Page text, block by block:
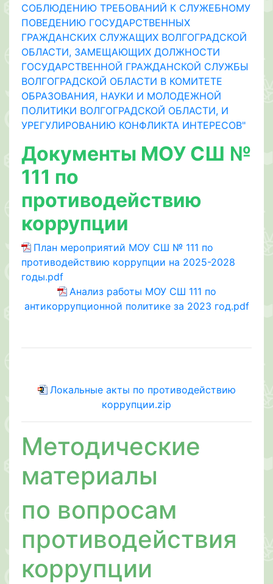
СОБЛЮДЕНИЮ ТРЕБОВАНИЙ К СЛУЖЕБНОМУ
ПОВЕДЕНИЮ ГОСУДАРСТВЕННЫХ
ГРАЖДАНСКИХ СЛУЖАЩИХ ВОЛГОГРАДСКОЙ
ОБЛАСТИ, ЗАМЕЩАЮЩИХ ДОЛЖНОСТИ
ГОСУДАРСТВЕННОЙ ГРАЖДАНСКОЙ СЛУЖБЫ
ВОЛГОГРАДСКОЙ ОБЛАСТИ В КОМИТЕТЕ
ОБРАЗОВАНИЯ, НАУКИ И МОЛОДЕЖНОЙ
ПОЛИТИКИ ВОЛГОГРАДСКОЙ ОБЛАСТИ, И
УРЕГУЛИРОВАНИЮ КОНФЛИКТА ИНТЕРЕСОВ"
Документы МОУ СШ №
111 по
противодействию
коррупции
План мероприятий МОУ СШ № 111 по
противодействию коррупции на 2025-2028
годы.pdf
Анализ работы МОУ СШ 111 по
антикоррупционной политике за 2023 год.pdf
Локальные акты по противодействию
коррупции.zip
Методические
материалы
по вопросам
противодействия
коррупции